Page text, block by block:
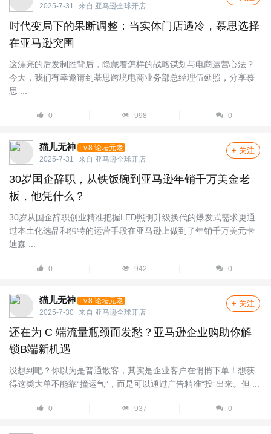
2025-7-31
来自 亚马逊全球开店
时代变局下的果断调整：当实体门店遇冷，慕思选择
在亚马逊突围
这漂亮的后发制胜背后，隐藏着怎样的战略谋划与电商运营心法？
今天，我们有幸邀请到慕思跨境电商业务部总经理伍延照，分享慕
思 ...
0 998 0
猫儿无神 Lv.8 论坛元老
2025-7-31
来自 亚马逊全球开店
+ 关注
30岁国企辞职，从铁饭碗到亚马逊年销千万美金老
板，他凭什么？
30岁从国企辞职创业精准把握LED照明升级换代的爆发式需求更通
过本土化选品和独特的运营手段在亚马逊上做到了年销千万美元卡
迪森 ...
0 942 0
猫儿无神 Lv.8 论坛元老
2025-7-30
来自 亚马逊全球开店
+ 关注
还在为 C 端流量瓶颈而发愁？亚马逊企业购助你解
锁B端新机遇
没想到吧？你以为是普通散客，其实是企业客户在悄悄下单！想获
得这类大单不能靠“撞运气”，而是可以通过广告精准“投”出来。但 ...
0 937 0